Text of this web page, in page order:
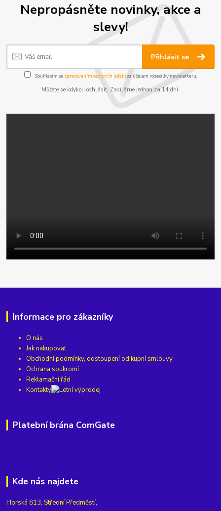
Nepropásněte novinky, akce a
slevy!
Přihlásit se
Souhlasím se zpracováním osobních údajůza účelem rozesílky newsletteru.
Můžete se kdykoli odhlásit. Zasíláme jednou za 14 dní.
Informace pro zákazníky
O nás
Jak nakupovat
Obchodní podmínky, odstoupení od kupní smlouvy
Ochrana soukromí
Reklamační řád
Kontakty
Platební brána ComGate
Kde nás najdete
Horská 813, Střední Předměstí,